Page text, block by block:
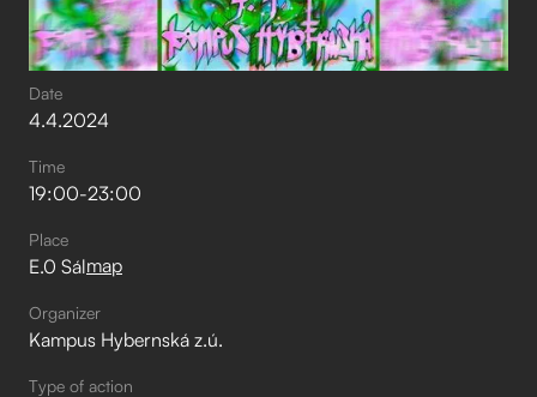
Date
4.4.2024
Time
19:00-23:00
Place
E.0 Sálmap
Organizer
Kampus Hybernská z.ú.
Type of action